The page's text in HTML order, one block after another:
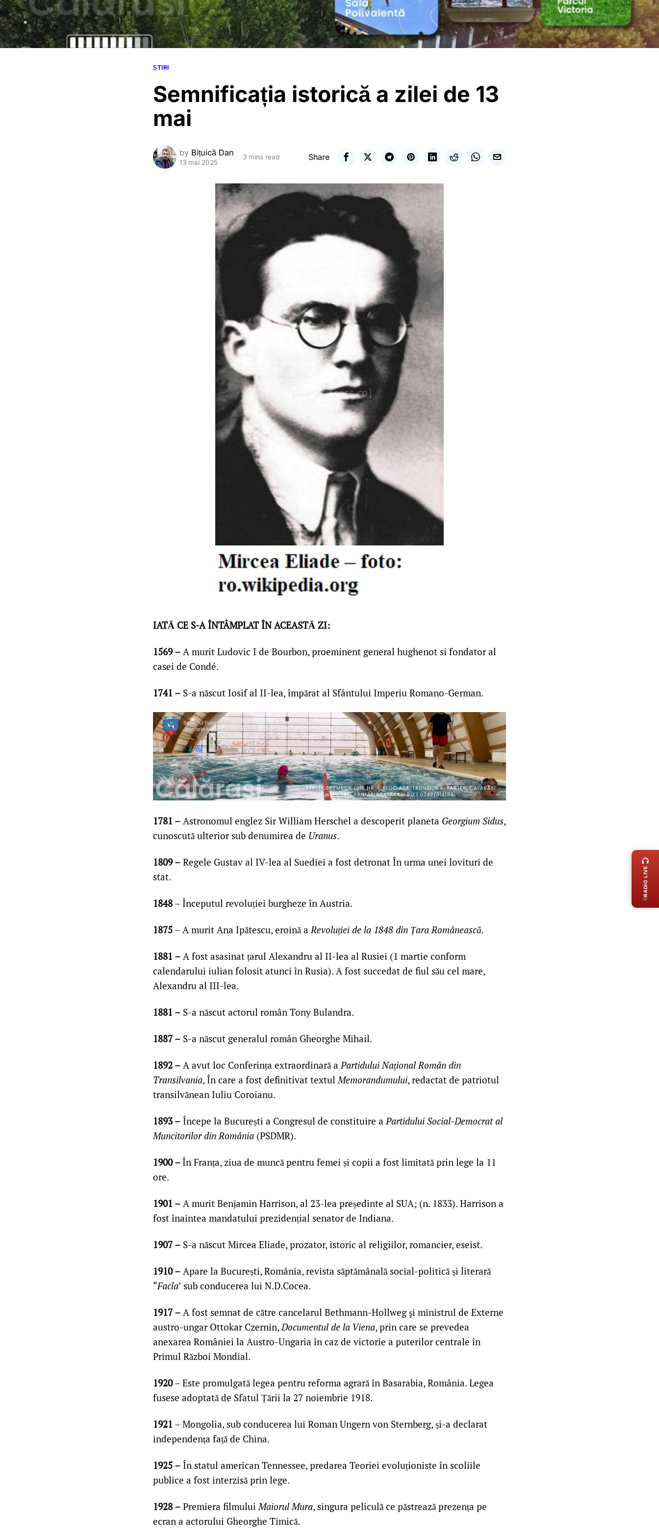
ȘTIRI
Semnificația istorică a zilei de 13
mai
by Bițuică Dan
13 mai 2025
3 mins read Share
IATĂ CE S-A ÎNTÂMPLAT ÎN ACEASTĂ ZI:
1569 – A murit Ludovic I de Bourbon, proeminent general hughenot si fondator al
casei de Condé.
1741 – S-a născut Iosif al II-lea, împărat al Sfântului Imperiu Romano-German.
1781 – Astronomul englez Sir William Herschel a descoperit planeta Georgium Sidus,
cunoscută ulterior sub denumirea de Uranus.
1809 – Regele Gustav al IV-lea al Suediei a fost detronat În urma unei lovituri de
stat.
1848 – Începutul revoluției burgheze în Austria.
1875 – A murit Ana Ipătescu, eroină aRevoluției de la 1848 din Țara Românească.
1881 – A fost asasinat țarul Alexandru al II-lea al Rusiei (1 martie conform
calendarului iulian folosit atunci în Rusia). A fost succedat de fiul său cel mare,
Alexandru al III-lea.
1881 – S-a născut actorul român Tony Bulandra.
1887 – S-a născut generalul român Gheorghe Mihail.
1892 – A avut loc Conferința extraordinară aPartidului Național Român din
Transilvania, În care a fost definitivat textulMemorandumului, redactat de patriotul
transilvănean Iuliu Coroianu.
1893 – Începe la București a Congresul de constituire aPartidului Social-Democrat al
Muncitorilor din România (PSDMR).
1900 –În Franța, ziua de muncă pentru femei și copii a fost limitată prin lege la 11
ore.
1901 – A murit Benjamin Harrison, al 23-lea președinte al SUA; (n. 1833). Harrison a
fost înaintea mandatului prezidențial senator de Indiana.
1907 – S-a născut Mircea Eliade, prozator, istoric al religiilor, romancier, eseist.
1910 – Apare la București, România, revista săptămânală social-politică și literară
“Facla’ sub conducerea lui N.D.Cocea.
1917 – A fost semnat de către cancelarul Bethmann-Hollweg şi ministrul de Externe
austro-ungar Ottokar Czernin,Documentul de la Viena, prin care se prevedea
anexarea României la Austro-Ungaria în caz de victorie a puterilor centrale în
Primul Război Mondial.
1920– Este promulgată legea pentru reforma agrară în Basarabia, România. Legea
fusese adoptată de Sfatul Țării la 27 noiembrie 1918.
1921 – Mongolia, sub conducerea lui Roman Ungern von Sternberg, și-a declarat
independența față de China.
1925 – În statul american Tennessee, predarea Teoriei evoluționiste în scoliile
publice a fost interzisă prin lege.
1928 – Premiera filmuluiMaiorul Mura, singura peliculă ce păstrează prezența pe
ecran a actorului Gheorghe Timică.
RADIO LIVE